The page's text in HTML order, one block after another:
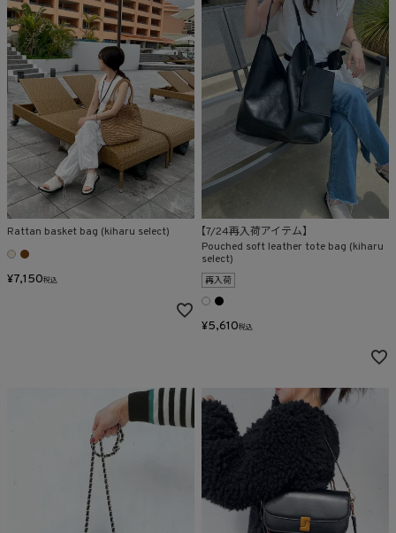
Rattan basket bag (kiharu select)
¥7,150税込
【7/24再入荷アイテム】
Pouched soft leather tote bag (kiharu
select)
再入荷
¥5,610税込